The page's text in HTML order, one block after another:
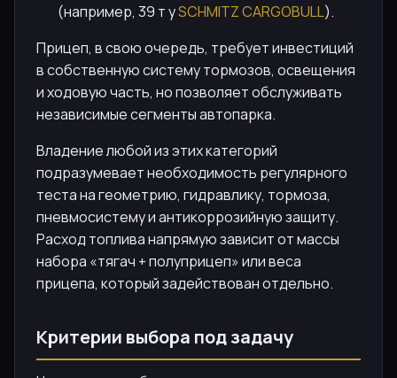
(например, 39 т уSCHMITZ CARGOBULL).
Прицеп, в свою очередь, требует инвестиций
в собственную систему тормозов, освещения
и ходовую часть, но позволяет обслуживать
независимые сегменты автопарка.
Владение любой из этих категорий
подразумевает необходимость регулярного
теста на геометрию, гидравлику, тормоза,
пневмосистему и антикоррозийную защиту.
Расход топлива напрямую зависит от массы
набора «тягач + полуприцеп» или веса
прицепа, который задействован отдельно.
Критерии выбора под задачу